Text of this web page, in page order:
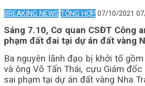
BREAKING NEWS TỔNG HỢP 07/10/2021
Sáng 7.10, Cơ quan CSĐT
phạm đất đai tại dự án đất vàng
Ba nguyên lãnh đạo bị khởi tố
và ông Võ Tấn Thái, cựu Giám
sai phạm tại dự án đất vàng Nha